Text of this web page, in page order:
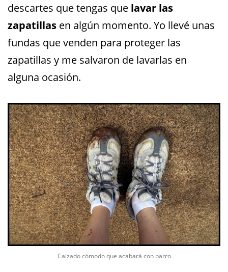
descartes que tengas que lavar las
zapatillas en algún momento. Yo llevé unas
fundas que venden para proteger las
zapatillas y me salvaron de lavarlas en
alguna ocasión.
Calzado cómodo que acabará con barro